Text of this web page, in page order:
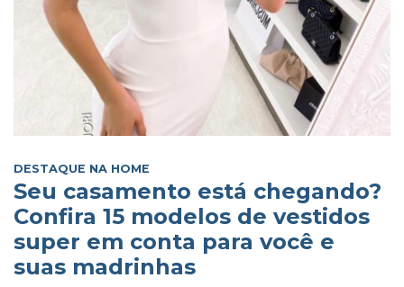
DESTAQUE NA HOME
Seu casamento está chegando?
Confira 15 modelos de vestidos
super em conta para você e
suas madrinhas